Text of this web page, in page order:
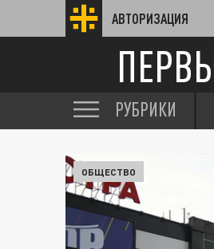
АВТОРИЗАЦИЯ
РУБРИКИ
ОБЩЕСТВО